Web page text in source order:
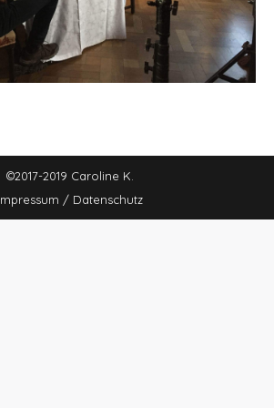
©2017-2019 Caroline K.
/ Datenschutz